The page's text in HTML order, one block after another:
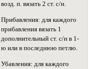
возд. п. вязать 2 ст. с/н.
Прибавления: для каждого
прибавления вязать 1
дополнительный ст. с/н в 1-
ю или в последнюю петлю.
Убавления: для каждого